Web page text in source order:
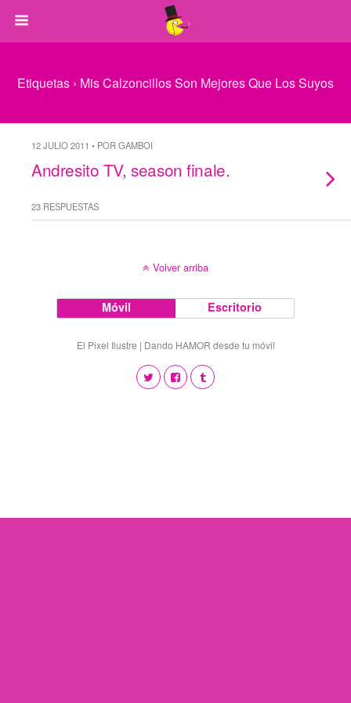
Etiquetas › Mis Calzoncillos Son Mejores Que Los Suyos
12 JULIO 2011 • POR GAMBOI
Andresito TV, season finale.
23 RESPUESTAS
Volver arriba
Móvil Escritorio
El Pixel Ilustre | Dando HAMOR desde tu móvil